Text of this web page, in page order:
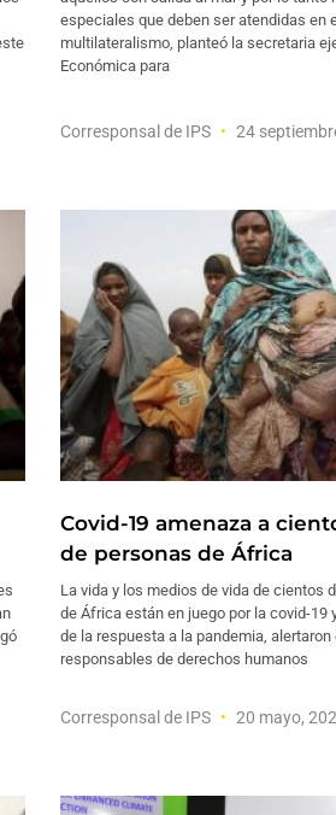
especiales que deben ser atendidas en
multilateralismo, planteó la secretaria
Económica para
Corresponsal de IPS 24
Covid-19 amenaza a
de personas de África
La vida y los medios de vida de cientos
de África están en juego por la covid-19
de la respuesta a la pandemia,
responsables de derechos humanos
Corresponsal de IPS 20 mayo,